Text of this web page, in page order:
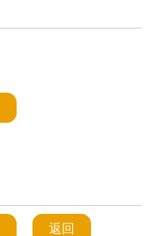
返回